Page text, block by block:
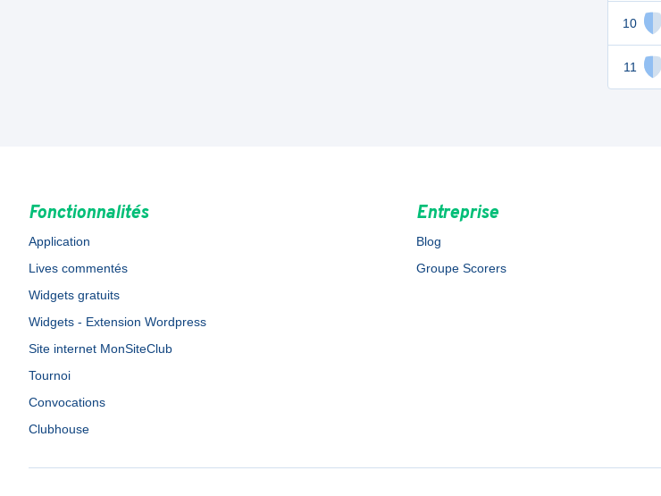
10
11
Fonctionnalités
Application
Lives commentés
Widgets gratuits
Widgets - Extension Wordpress
Site internet MonSiteClub
Tournoi
Convocations
Clubhouse
Entreprise
Blog
Groupe Scorers